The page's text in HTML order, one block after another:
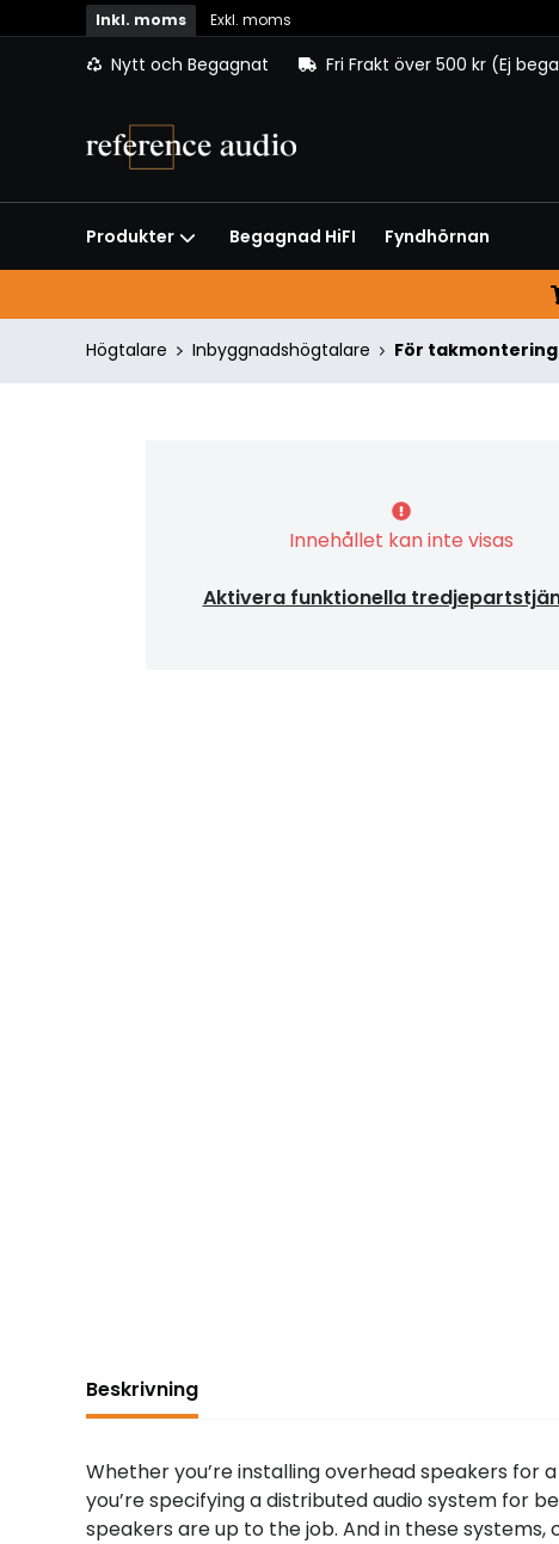
Inkl. moms Exkl. moms
Nytt och Begagnat Fri Frakt över 500 kr (Ej
Produkter Begagnad HiFI Fyndhörnan
Högtalare Inbyggnadshögtalare För takmontering
Innehållet kan inte visas
Aktivera funktionella
Beskrivning
Whether you’re installing overhead speakers for
you’re specifying a distributed audio system for
speakers are up to the job. And in these systems,